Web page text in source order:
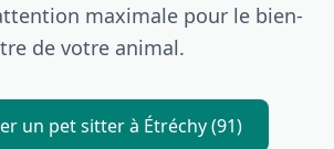
maximale pour le bien-
de votre animal.
un pet sitter à Étréchy (91)